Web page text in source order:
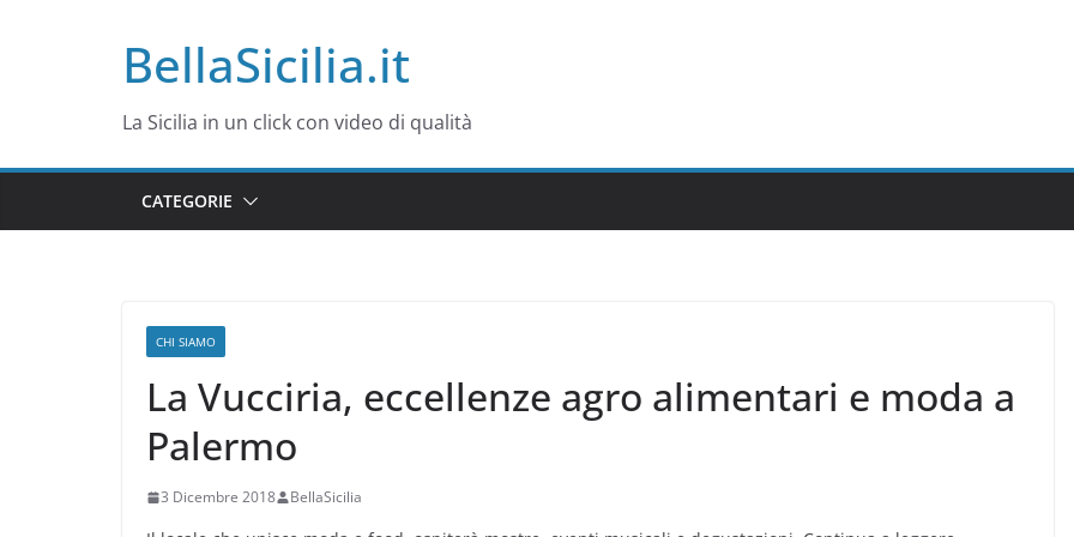
BellaSicilia.it
La Sicilia in un click con video di qualità
CATEGORIE
CHI SIAMO
La Vucciria, eccellenze agro alimentari e moda a
Palermo
3 Dicembre 2018 BellaSicilia